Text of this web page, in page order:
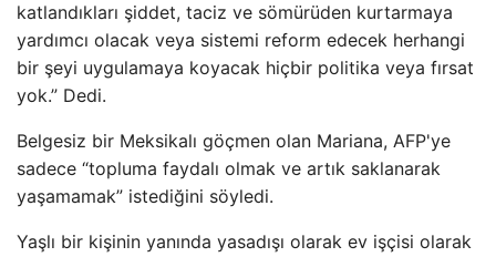
katlandıkları şiddet, taciz ve sömürüden kurtarmaya
yardımcı olacak veya sistemi reform edecek herhangi
bir şeyi uygulamaya koyacak hiçbir politika veya fırsat
yok.” Dedi.
Belgesiz bir Meksikalı göçmen olan Mariana, AFP'ye
sadece “topluma faydalı olmak ve artık saklanarak
yaşamamak” istediğini söyledi.
Yaşlı bir kişinin yanında yasadışı olarak ev işçisi olarak